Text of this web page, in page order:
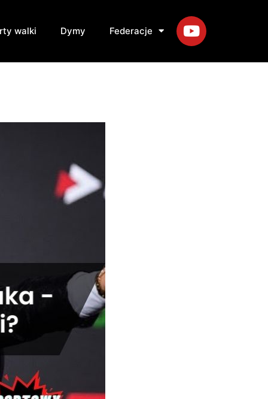
walki Dymy Federacje